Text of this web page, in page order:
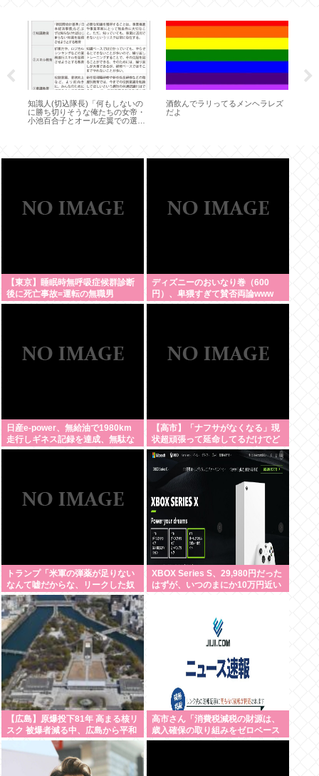
知識人(切込隊長)「何もしないの
に勝ち切りそうな俺たちの女帝・
小池百合子とオール左翼での選挙
酒飲んでラリってるメンヘラレズ
だよ
【東京】睡眠時無呼吸症候群診断
後に死亡事故=運転の無職男
（34）、独断で治療中断-危険運転
ディズニーのおいなり巻（600
円）、卑猥すぎて賛否両論www
日産e-power、無給油で1980km
走行しギネス記録を達成、無駄な
発電や送電ロスなくEVよりエコを
【高市】「ナフサがなくなる」現
状超頑張って延命してるだけでど
んどん不足してる状況は改善して
ないのにもうナフサあることにな
った理由
トランプ「米軍の弾薬が足りない
なんて嘘だからな、リークした奴
は懲役刑だ！」
XBOX Series S、29,980円だった
はずが、いつのまにか10万円近い
【広島】原爆投下81年 高まる核リ
スク 被爆者減る中、広島から平和
訴え
高市さん「消費税減税の財源は、
歳入確保の取り組みをゼロベース
で進めることで十分に対応でき